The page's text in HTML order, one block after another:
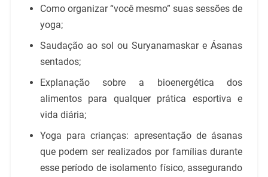
Como organizar “você mesmo” suas sessões de
yoga;
Saudação ao sol ou Suryanamaskar e Ásanas
sentados;
Explanação sobre a bioenergética dos
alimentos para qualquer prática esportiva e
vida diária;
Yoga para crianças: apresentação de ásanas
que podem ser realizados por famílias durante
esse período de isolamento físico, assegurando